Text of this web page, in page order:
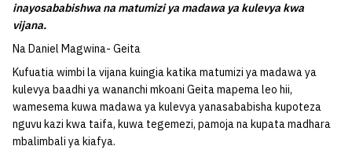
inayosababishwa na matumizi ya madawa ya kulevya kwa
vijana.
Na Daniel Magwina- Geita
Kufuatia wimbi la vijana kuingia katika matumizi ya madawa ya
kulevya baadhi ya wananchi mkoani Geita mapema leo hii,
wamesema kuwa madawa ya kulevya yanasababisha kupoteza
nguvu kazi kwa taifa, kuwa tegemezi, pamoja na kupata madhara
mbalimbali ya kiafya.